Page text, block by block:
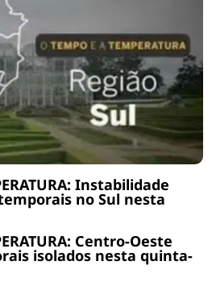
Instabilidade
no Sul nesta
Centro-Oeste
isolados nesta quinta-